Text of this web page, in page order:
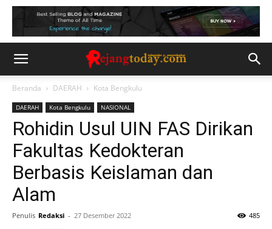
Beranda DAERAH Kota Bengkulu
DAERAH Kota Bengkulu NASIONAL
Rohidin Usul UIN FAS Dirikan
Fakultas Kedokteran
Berbasis Keislaman dan
Alam
Penulis Redaksi - 27 Desember 2022 485